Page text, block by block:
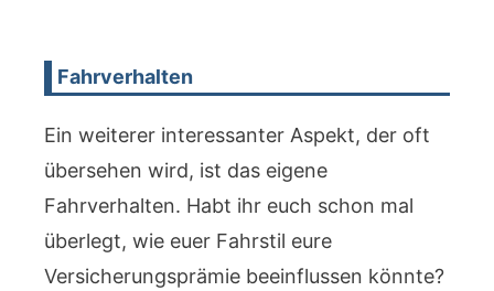
Fahrverhalten
Ein weiterer interessanter Aspekt, der oft
übersehen wird, ist das eigene
Fahrverhalten. Habt ihr euch schon mal
überlegt, wie euer Fahrstil eure
Versicherungsprämie beeinflussen könnte?